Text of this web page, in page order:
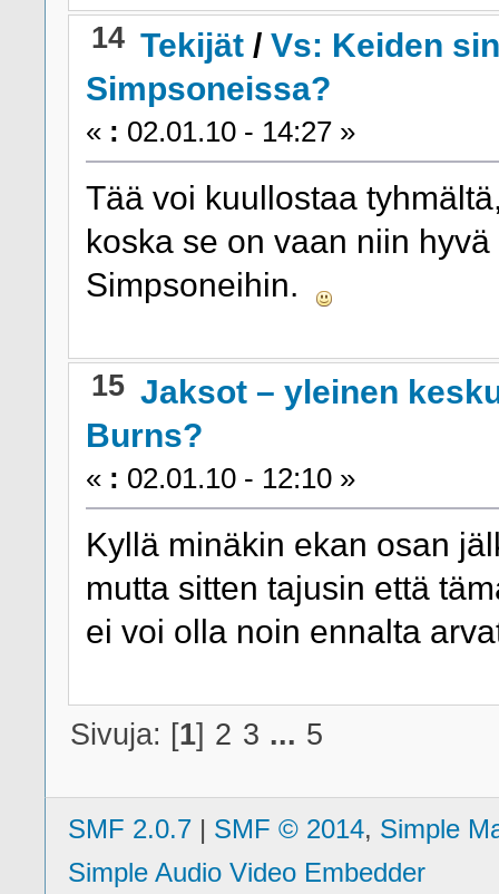
14 Tekijät /Vs: Keiden
Simpsoneissa?
« : 02.01.10 - 14:27 »
Tää voi kuullostaa
koska se on vaan niin
Simpsoneihin.
15 Jaksot – yleinen
Burns?
« : 02.01.10 - 12:10 »
Kyllä minäkin ekan osan
mutta sitten tajusin että
ei voi olla noin ennalta
Sivuja: [1] 2 3 ... 5
SMF 2.0.7 | SMF © 2014, Simple
Simple Audio Video Embedder